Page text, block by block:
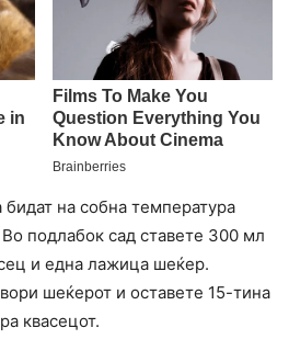
бидат на собна температура
подлабок сад ставете 300 мл
и една лажица шеќер.
шеќерот и оставете 15-тина
квасецот.